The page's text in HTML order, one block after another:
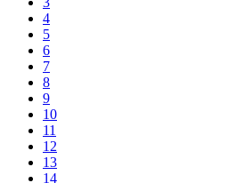
4
5
6
7
8
9
10
11
12
13
14